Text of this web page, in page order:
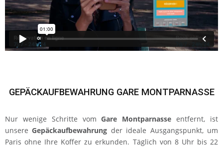
GEPÄCKAUFBEWAHRUNG GARE MONTPARNASSE
Nur wenige Schritte vomGare Montparnasse entfernt, ist
unsereGepäckaufbewahrung der ideale Ausgangspunkt, um
Paris ohne Ihre Koffer zu erkunden. Täglich von 8 Uhr bis 22